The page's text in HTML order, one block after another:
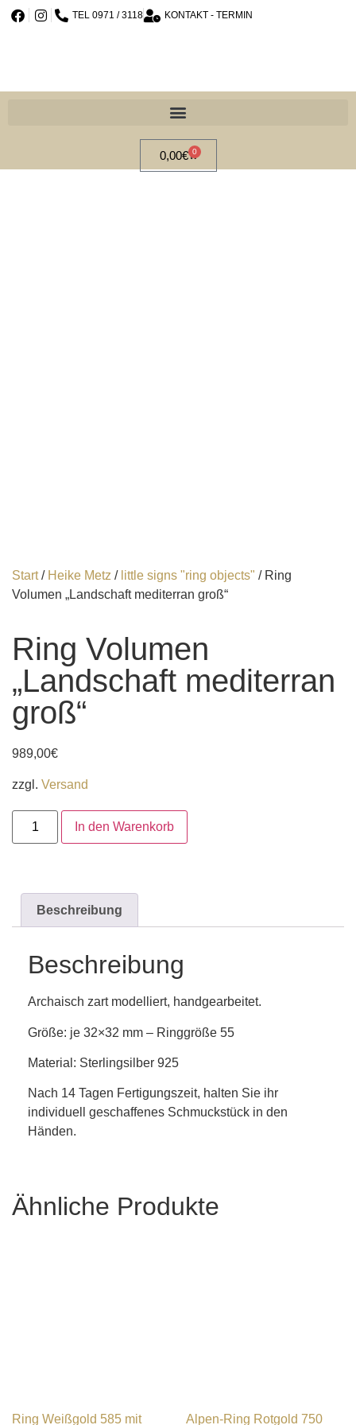
TEL 0971 / 3118 KONTAKT - TERMIN
0,00€ 0
Start/ Heike Metz / little signs "ring objects" / Ring
Volumen „Landschaft mediterran groß“
Ring Volumen
„Landschaft mediterran
groß“
989,00€
zzgl. Versand
In den Warenkorb
Beschreibung
Beschreibung
Archaisch zart modelliert, handgearbeitet.
Größe: je 32×32 mm – Ringgröße 55
Material: Sterlingsilber 925
Nach 14 Tagen Fertigungszeit, halten Sie ihr
individuell geschaffenes Schmuckstück in den
Händen.
Ähnliche Produkte
Ring Weißgold 585 mit Alpen-Ring Rotgold 750